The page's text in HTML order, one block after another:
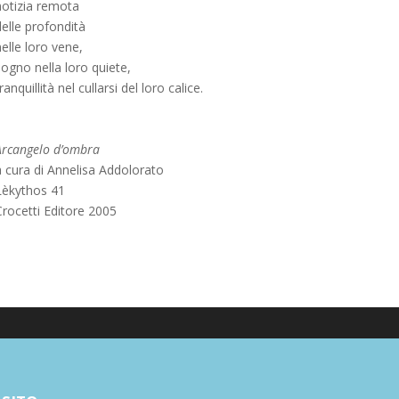
remota
profondità
loro vene,
nella loro quiete,
nel cullarsi del loro calice.
d’ombra
cura di Annelisa Addolorato
41
Editore 2005